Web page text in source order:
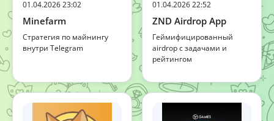
01.04.2026 23:02
Minefarm
Стратегия по майнингу
внутри Telegram
01.04.2026 22:52
ZND Airdrop App
Геймифицированный
airdrop с задачами и
рейтингом